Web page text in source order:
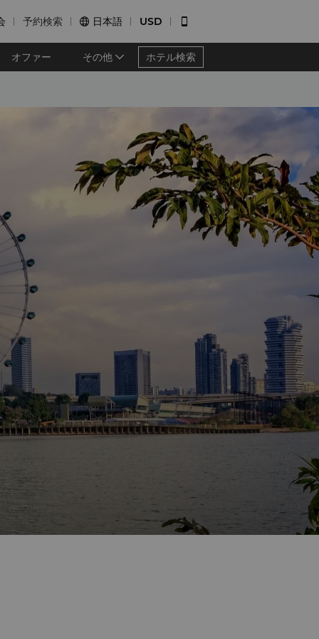
予約検索  日本語 USD 
オファー その他 ホテル検索